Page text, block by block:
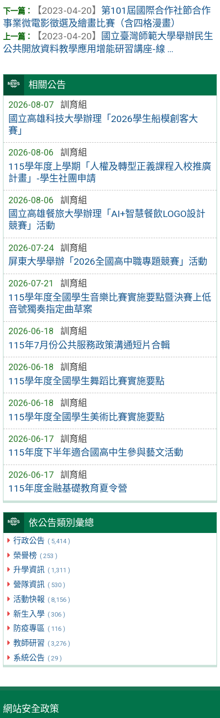
相關公告
2026-08-07 訓育組
國立高雄科技大學辦理「2026學生船模創客大
賽」
2026-08-06 訓育組
115學年度上學期「人權及轉型正義課程入校推廣
計畫」-學生社團申請
2026-08-06 訓育組
國立高雄餐旅大學辦理「AI+智慧餐飲LOGO設計
競賽」活動
2026-07-24 訓育組
屏東大學舉辦「2026全國高中職專題競賽」活動
2026-07-21 訓育組
115學年度全國學生音樂比賽實施要點暨決賽上低
音號獨奏指定曲草案
2026-06-18 訓育組
115年7月份公共服務政策溝通短片合輯
2026-06-18 訓育組
115學年度全國學生舞蹈比賽實施要點
2026-06-18 訓育組
115學年度全國學生美術比賽實施要點
2026-06-17 訓育組
115年度下半年適合國高中生參與藝文活動
2026-06-17 訓育組
115年度金融基礎教育夏令營
依公告類別彙總
行政公告 ( 5,414 )
榮譽榜 ( 253 )
升學資訊 ( 1,311 )
營隊資訊 ( 530 )
活動快報 ( 8,156 )
新生入學 ( 306 )
防疫專區 ( 116 )
教師研習 ( 3,276 )
系統公告 ( 29 )
【2023-04-20】 第101屆國際合作社節合作
事業微電影徵選及繪畫比賽（含四格漫畫）
【2023-04-20】
國立臺灣師範大學舉辦民生
公共開放資料教學應用增能研習講座-線 ...
網站安全政策